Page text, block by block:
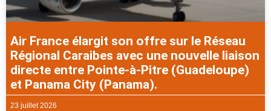
Air France élargit son offre sur le Réseau
Régional Caraibes avec une nouvelle liaison
directe entre Pointe-à-Pitre (Guadeloupe)
et Panama City (Panama).
23 juillet 2026